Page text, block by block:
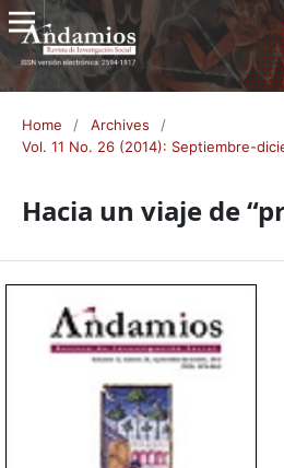
Home / Archives
/
Vol. 11 No. 26 (2014): Septiembre-
Hacia un viaje de